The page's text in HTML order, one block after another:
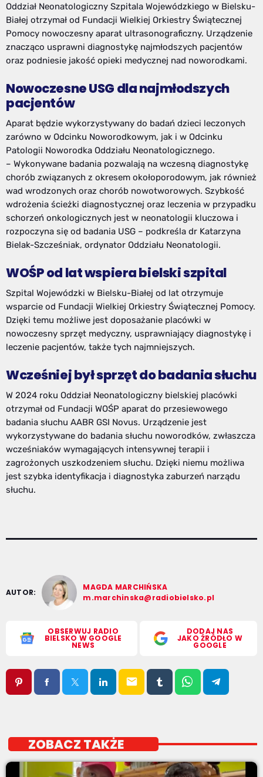
Oddział Neonatologiczny Szpitala Wojewódzkiego w Bielsku-
Białej otrzymał od Fundacji Wielkiej Orkiestry Świątecznej
Pomocy nowoczesny aparat ultrasonograficzny. Urządzenie
znacząco usprawni diagnostykę najmłodszych pacjentów
oraz podniesie jakość opieki medycznej nad noworodkami.
Nowoczesne USG dla najmłodszych
pacjentów
Aparat będzie wykorzystywany do badań dzieci leczonych
zarówno w Odcinku Noworodkowym, jak i w Odcinku
Patologii Noworodka Oddziału Neonatologicznego.
– Wykonywane badania pozwalają na wczesną diagnostykę
chorób związanych z okresem okołoporodowym, jak również
wad wrodzonych oraz chorób nowotworowych. Szybkość
wdrożenia ścieżki diagnostycznej oraz leczenia w przypadku
schorzeń onkologicznych jest w neonatologii kluczowa i
rozpoczyna się od badania USG – podkreśla dr Katarzyna
Bielak-Szcześniak, ordynator Oddziału Neonatologii.
WOŚP od lat wspiera bielski szpital
Szpital Wojewódzki w Bielsku-Białej od lat otrzymuje
wsparcie od Fundacji Wielkiej Orkiestry Świątecznej Pomocy.
Dzięki temu możliwe jest doposażanie placówki w
nowoczesny sprzęt medyczny, usprawniający diagnostykę i
leczenie pacjentów, także tych najmniejszych.
Wcześniej był sprzęt do badania słuchu
W 2024 roku Oddział Neonatologiczny bielskiej placówki
otrzymał od Fundacji WOŚP aparat do przesiewowego
badania słuchu AABR GSI Novus. Urządzenie jest
wykorzystywane do badania słuchu noworodków, zwłaszcza
wcześniaków wymagających intensywnej terapii i
zagrożonych uszkodzeniem słuchu. Dzięki niemu możliwa
jest szybka identyfikacja i diagnostyka zaburzeń narządu
słuchu.
AUTOR:
MAGDA MARCHIŃSKA
m.marchinska@radiobielsko.pl
OBSERWUJ RADIO
BIELSKO W GOOGLE
NEWS
DODAJ NAS
JAKO ŹRÓDŁO W
GOOGLE
email
ZOBACZ TAKŻE